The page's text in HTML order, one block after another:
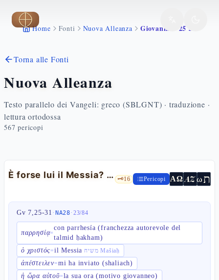
Vai al contenuto principale
Home Fonti Nuova Alleanza Giovanni 7 25 31
Torna alle Fonti
Nuova Alleanza
Testo parallelo dei Vangeli: greco (SBLGNT) · traduzione ·
lettura ortodossa
567 pericopi
È forse lui il Messia? Il Messia nascosto — Gv 7,25-31 🗝️16 Pericopi ΑΩ AZωת
Gv 7,25-31 · NA28· 23/84
παρρησίᾳ=
con parrhesía (franchezza autorevole del
talmid ḥakham)
ὁ χριστός=il Messia משיח Mašiaḥ
ἀπέστειλεν=mi ha inviato (shaliach)
ἡ ὥρα αὐτοῦ=la sua ora (motivo giovanneo)